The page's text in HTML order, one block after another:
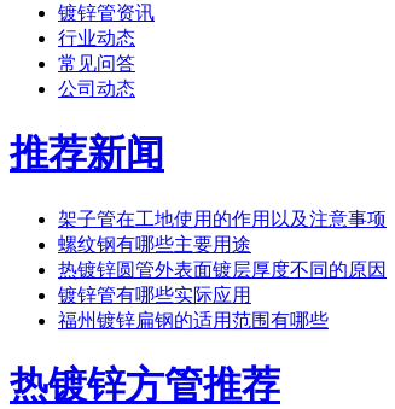
镀锌管资讯
行业动态
常见问答
公司动态
推荐新闻
架子管在工地使用的作用以及注意事项
螺纹钢有哪些主要用途
热镀锌圆管外表面镀层厚度不同的原因
镀锌管有哪些实际应用
福州镀锌扁钢的适用范围有哪些
热镀锌方管推荐